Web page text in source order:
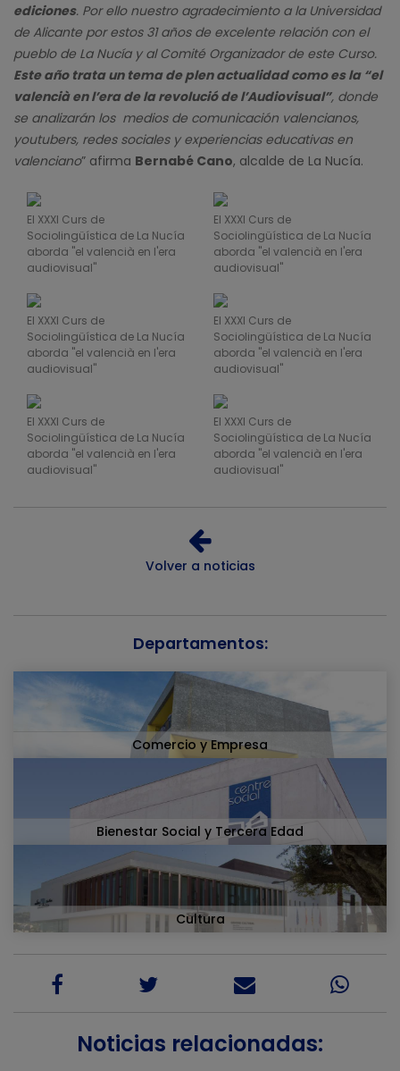
ediciones. Por ello nuestro agradecimiento a la Universidad
de Alicante por estos 31 años de excelente relación con el
pueblo de La Nucía y al Comité Organizador de este Curso.
Este año trata un tema de plen actualidad como es la “el
valencià en l’era de la revolució de l’Audiovisual”, donde
se analizarán los medios de comunicación valencianos,
youtubers, redes sociales y experiencias educativas en
valenciano” afirma Bernabé Cano, alcalde de La Nucía.
El XXXI Curs de
Sociolingüística de La Nucía
aborda "el valencià en l'era
audiovisual"
El XXXI Curs de
Sociolingüística de La Nucía
aborda "el valencià en l'era
audiovisual"
El XXXI Curs de
Sociolingüística de La Nucía
aborda "el valencià en l'era
audiovisual"
El XXXI Curs de
Sociolingüística de La Nucía
aborda "el valencià en l'era
audiovisual"
El XXXI Curs de
Sociolingüística de La Nucía
aborda "el valencià en l'era
audiovisual"
El XXXI Curs de
Sociolingüística de La Nucía
aborda "el valencià en l'era
audiovisual"
Volver a noticias
Departamentos:
Comercio y Empresa
Bienestar Social y Tercera Edad
Cultura
Noticias relacionadas: